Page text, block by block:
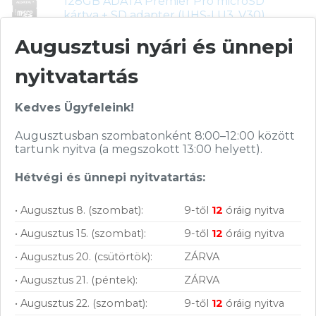
kártya + SD adapter (UHS-I U3, V30)
Xiaomi Redmi Buds 8 Active Bluetooth
fülhallgató (kék)
Xiaomi Redmi Buds 8 Active Bluetooth
fülhallgató (fekete)
6 690Ft
The G-Lab Korp Platinum vezeték
Headset (fekete)
(utángyártott) - Whitebox
3 390Ft
Augusztusi nyári és ünnepi
nyitvatartás
Kedves Ügyfeleink!
Augusztusban szombatonként 8:00–12:00 között
tartunk nyitva (a megszokott 13:00 helyett).
Hétvégi és ünnepi nyitvatartás:
• Augusztus 8. (szombat): 9-től 12 óráig nyitva
• Augusztus 15. (szombat):
9-től 12 óráig nyitva
• Augusztus 20. (csütörtök):
ZÁRVA
• Augusztus 21. (péntek):
ZÁRVA
• Augusztus 22. (szombat):
9-től 12 óráig nyitva